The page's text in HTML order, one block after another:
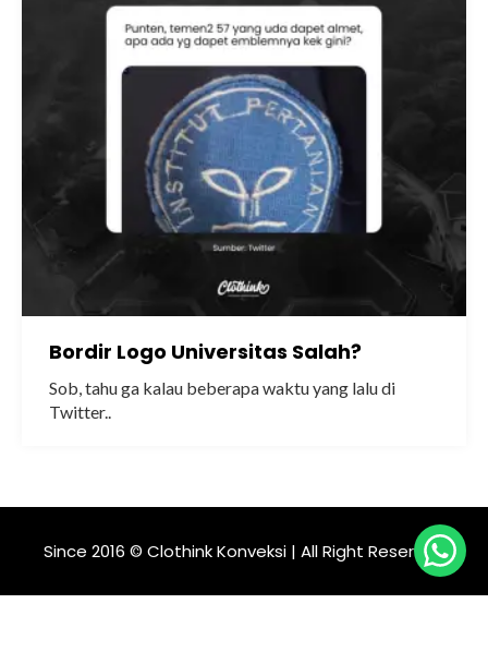
Bordir Logo Universitas Salah?
Sob, tahu ga kalau beberapa waktu yang lalu di
Twitter..
Since 2016 © Clothink Konveksi | All Right Reserved